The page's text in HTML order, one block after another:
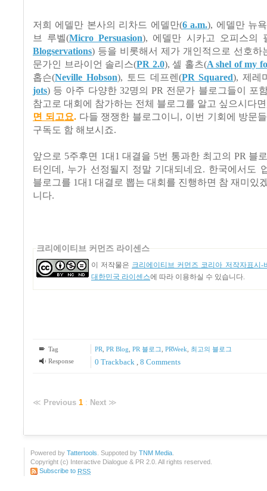
저희 에델만 본사의 리차드 에델만(6 a.m.), 에델만 뉴
브 루벨(Micro Persuasion), 에델만 시카고 오피스의
Blogservations) 등을 비롯해서 제가 개인적으로 선호하
문가인 브라이언 솔리스(PR 2.0), 셀 홀츠(A shel of my
홉슨(Neville Hobson), 토드 데프렌(PR Squared), 제레
jots) 등 아주 다양한 32명의 PR 전문가 블로그들이 포
참고로 대회에 참가하는 전체 블로그를 알고 싶으시다
면 되고요.다들 쟁쟁한 블로그이니, 이번 기회에 방문
구독도 함 해보시죠.
앞으로 5주후면 1대1 대결을 5번 통과한 최고의 PR 블
터인데, 누가 선정될지 정말 기대되네요. 한국에서도
블로그를 1대1 대결로 뽑는 대회를 진행하면 참 재미있
니다.
크리에이티브 커먼즈 라이센스
이 저작물은 크리에이티브 커먼즈 코리아 저작자표시-
대한민국 라이센스에 따라 이용하실 수 있습니다.
Tag PR, PR Blog, PR 블로그, PRWeek, 최고의 블로그
Response
0 Trackback 8 Comments
≪ Previous 1 : Next ≫
Powered by Tattertools . Suppoted by TNM Media
Copyright (c) Interactive Dialogue & PR 2.0. All rights reserved.
Subscribe to RSS